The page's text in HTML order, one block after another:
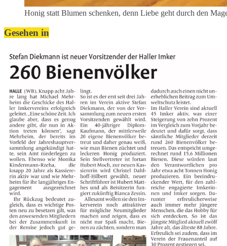
Honig statt Blumen schenken, denn Liebe geht durch den
Gesehen in